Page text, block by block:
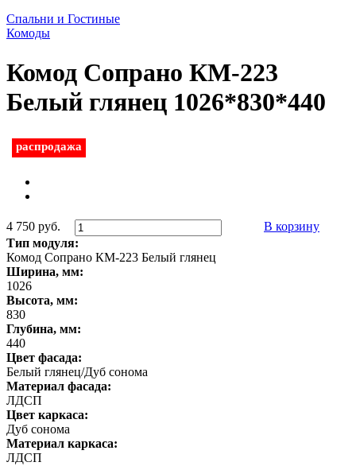
Спальни и Гостиные
Комоды
Комод Сопрано КМ-223
Белый глянец 1026*830*440
распродажа
4 750 руб.
В корзину
Тип модуля:
Комод Сопрано КМ-223 Белый глянец
Ширина, мм:
1026
Высота, мм:
830
Глубина, мм:
440
Цвет фасада:
Белый глянец/Дуб сонома
Материал фасада:
ЛДСП
Цвет каркаса:
Дуб сонома
Материал каркаса:
ЛДСП